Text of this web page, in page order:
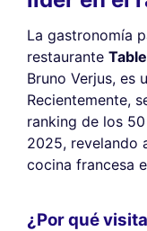
La gastronomía
restaurante Table
Bruno Verjus, es
Recientemente,
ranking de los
2025, revelando
cocina francesa
¿Por qué